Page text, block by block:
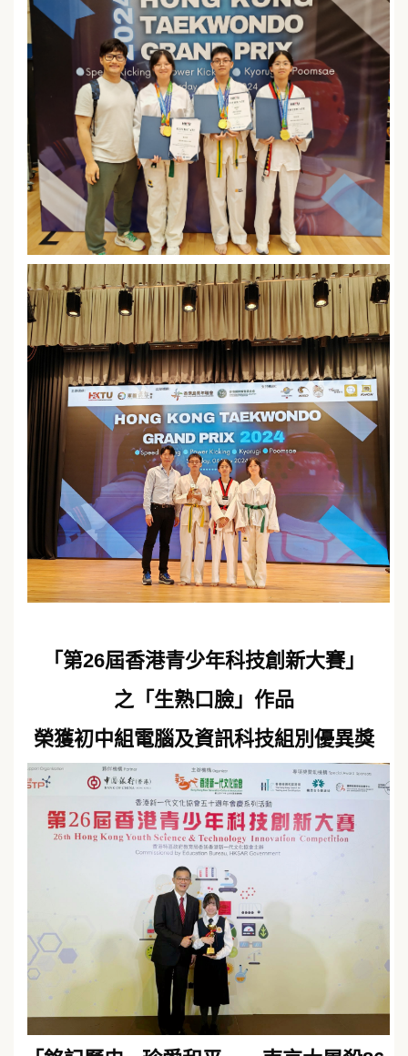
「第26屆香港青少年科技創新大賽」
之「生熟口臉」作品
榮獲初中組電腦及資訊科技組別優異獎